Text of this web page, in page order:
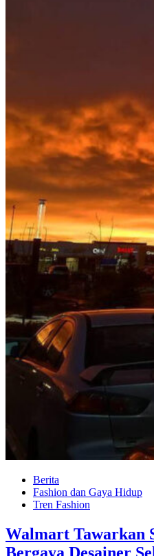
Berita
Fashion dan Gaya Hidup
Tren Fashion
Walmart Tawarkan